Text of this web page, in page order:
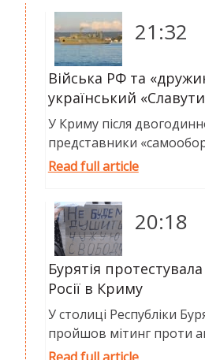
WINTER ON FIRE: UKRAINE'S FIGHT FOR
CHRONOLOGY OF EUROMAIDAN
SERVICES
21:32
Війська РФ та
український
У Криму після
представники
Read full article
20:18
Бурятія
Росії в Криму
У столиці Республіки
пройшов мітинг проти
Read full article